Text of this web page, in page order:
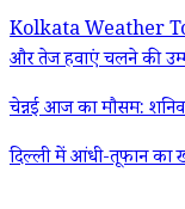
Kolkata Weather
और तेज हवाएं चलने की
चेन्नई आज का मौसम:
दिल्ली में आंधी-तूफान का